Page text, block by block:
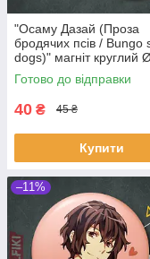
"Осаму Дазай (Проза
бродячих псів / Bungo
dogs)" магніт круглий
Готово до відправки
40 ₴ 45 ₴
Купити
–11%